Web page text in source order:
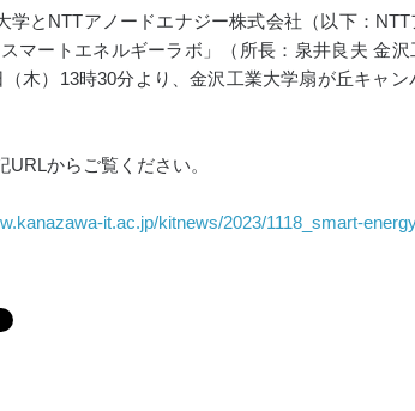
学とNTTアノードエナジー株式会社（以下：
マートエネルギーラボ」（所長：泉井良夫 金
（木）13時30分より、金沢工業大学扇が丘キャ
URLからご覧ください。
it.ac.jp/kitnews/2023/1118_smart-